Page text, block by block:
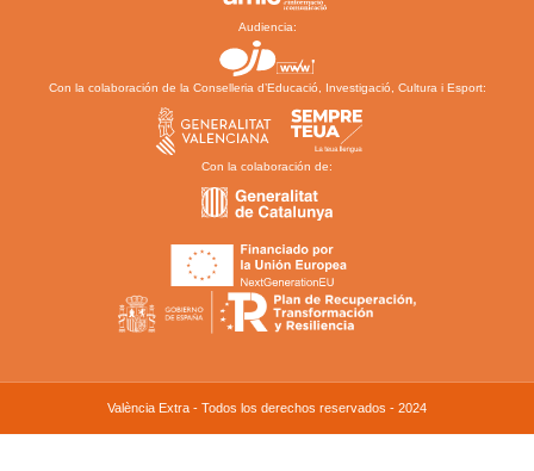
Audiencia:
Con la colaboración de la Conselleria d’Educació, Investigació, Cultura i Esport:
Con la colaboración de:
València Extra - Todos los derechos reservados - 2024